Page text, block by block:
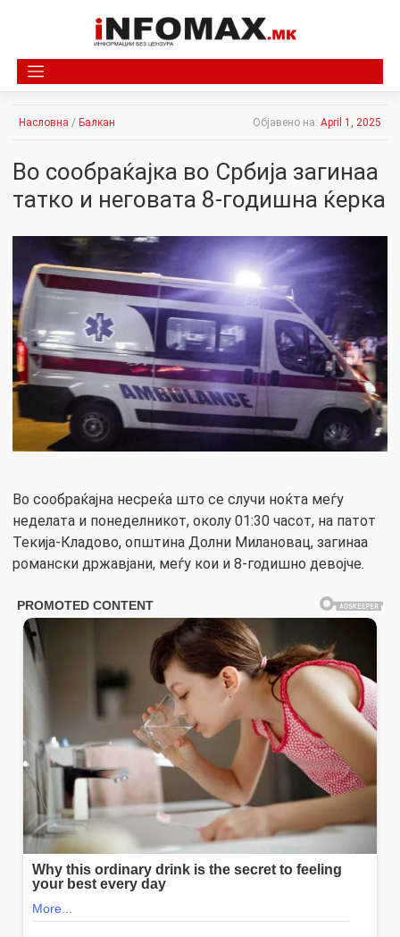
Насловна / Балкан Објавено на: April 1, 2025
Во сообраќајка во Србија загинаа
татко и неговата 8-годишна ќерка
Во сообраќајна несреќа што се случи ноќта меѓу
неделата и понеделникот, околу 01:30 часот, на патот
Текија-Кладово, општина Долни Милановац, загинаа
романски државјани, меѓу кои и 8-годишно девојче.